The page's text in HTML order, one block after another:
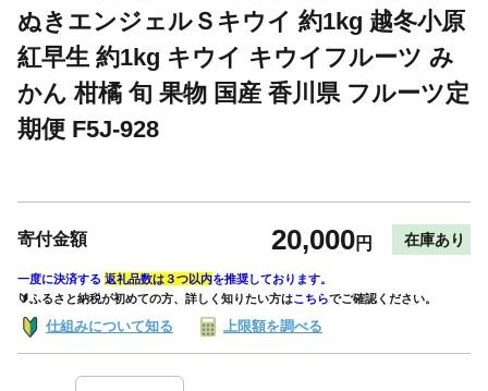
ぬきエンジェルＳキウイ 約1kg 越冬小原
紅早生 約1kg キウイ キウイフルーツ み
かん 柑橘 旬 果物 国産 香川県 フルーツ定
期便 F5J-928
寄付金額 20,000円 在庫あり
一度に決済する 返礼品数は３つ以内を推奨しております。
🔰ふるさと納税が初めての方、詳しく知りたい方はこちらでご確認ください。
仕組みについて知る 上限額を調べる